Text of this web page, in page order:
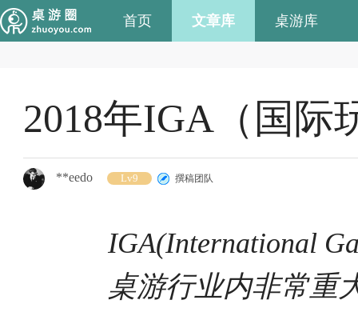
首页 文章库 桌游库
2018年IGA（国际
**eedo Lv9 撰稿团队
IGA(International
桌游行业内非常重